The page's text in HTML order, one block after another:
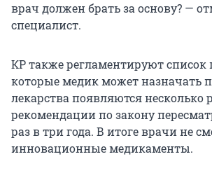
врач должен брать за основу? —
специалист.
КР также регламентируют список
которые медик может назначать
лекарства появляются несколько
рекомендации по закону
раз в три года. В итоге врачи не
инновационные медикаменты.